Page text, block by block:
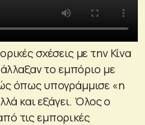
σχέσεις με την Κίνα
το εμπόριο με
όπως υπογράμμισε «η
και εξάγει. Όλος ο
τις εμπορικές